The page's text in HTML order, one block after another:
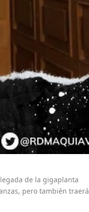
de la gigaplanta
pero también traerá